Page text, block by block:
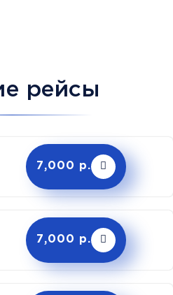
рейсы
7,000 р.
7,000 р.